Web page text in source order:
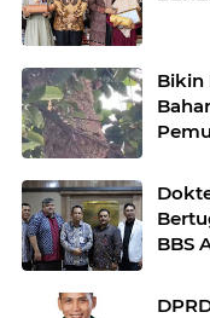
Bikin
Dokter
BBS